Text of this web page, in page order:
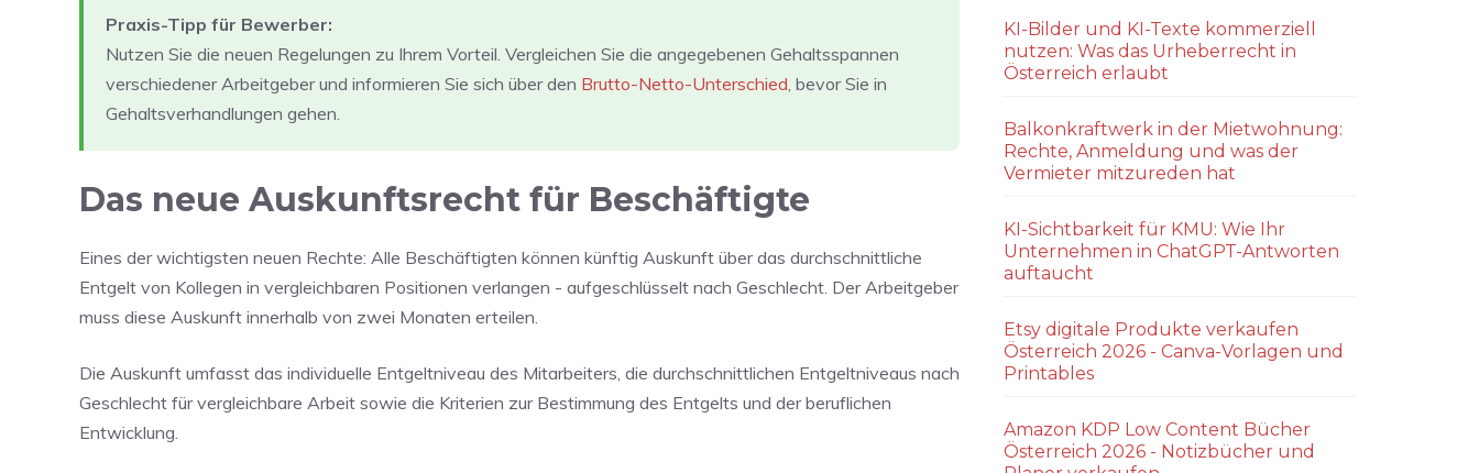
Praxis-Tipp für Bewerber:
Nutzen Sie die neuen Regelungen zu Ihrem Vorteil. Vergleichen Sie die angegebenen Gehaltsspannen
verschiedener Arbeitgeber und informieren Sie sich über den Brutto-Netto-Unterschied, bevor Sie in
Gehaltsverhandlungen gehen.
Das neue Auskunftsrecht für Beschäftigte
Eines der wichtigsten neuen Rechte: Alle Beschäftigten können künftig Auskunft über das durchschnittliche
Entgelt von Kollegen in vergleichbaren Positionen verlangen - aufgeschlüsselt nach Geschlecht. Der Arbeitgeber
muss diese Auskunft innerhalb von zwei Monaten erteilen.
Die Auskunft umfasst das individuelle Entgeltniveau des Mitarbeiters, die durchschnittlichen Entgeltniveaus nach
Geschlecht für vergleichbare Arbeit sowie die Kriterien zur Bestimmung des Entgelts und der beruflichen
Entwicklung.
KI-Bilder und KI-Texte kommerziell
nutzen: Was das Urheberrecht in
Österreich erlaubt
Balkonkraftwerk in der Mietwohnung:
Rechte, Anmeldung und was der
Vermieter mitzureden hat
KI-Sichtbarkeit für KMU: Wie Ihr
Unternehmen in ChatGPT-Antworten
auftaucht
Etsy digitale Produkte verkaufen
Österreich 2026 - Canva-Vorlagen und
Printables
Amazon KDP Low Content Bücher
Österreich 2026 - Notizbücher und